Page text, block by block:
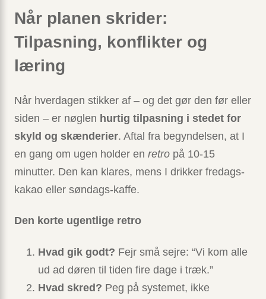
Når planen skrider:
Tilpasning, konflikter og
læring
Når hverdagen stikker af – og det gør den før eller
siden – er nøglen hurtig tilpasning i stedet for
skyld og skænderier. Aftal fra begyndelsen, at I
en gang om ugen holder en retro på 10-15
minutter. Den kan klares, mens I drikker fredags-
kakao eller søndags-kaffe.
Den korte ugentlige retro
Hvad gik godt? Fejr små sejre: “Vi kom alle
ud ad døren til tiden fire dage i træk.”
Hvad skred? Peg på systemet, ikke